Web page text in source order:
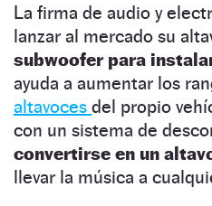
La firma de audio y
lanzar al mercado su
subwoofer para
ayuda a aumentar los
altavoces del propio
con un sistema de
convertirse en un
llevar la música a